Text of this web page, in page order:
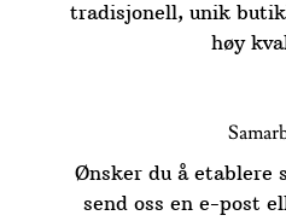
tradisjonell, unik
høy
Ønsker du å etablere
send oss ​​en e-post